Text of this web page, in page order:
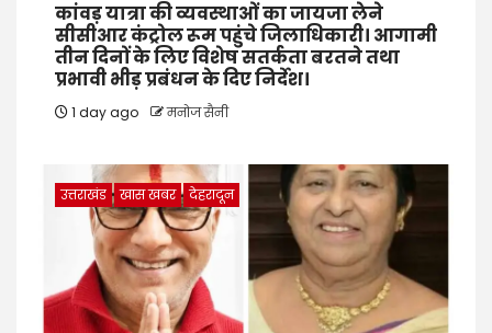
कांवड़ यात्रा की व्यवस्थाओं का जायजा लेने
सीसीआर कंट्रोल रूम पहुंचे जिलाधिकारी। आगामी
तीन दिनों के लिए विशेष सतर्कता बरतने तथा
प्रभावी भीड़ प्रबंधन के दिए निर्देश।
1 day ago मनोज सैनी
उत्तराखंड खास खबर देहरादून